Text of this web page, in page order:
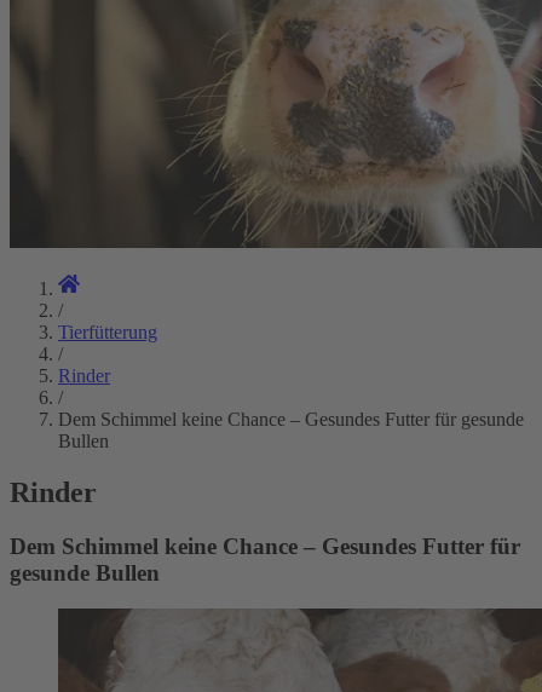
/
Tierfütterung
/
Rinder
/
Dem Schimmel keine Chance – Gesundes Futter für gesunde
Bullen
Rinder
Dem Schimmel keine Chance – Gesundes Futter für
gesunde Bullen